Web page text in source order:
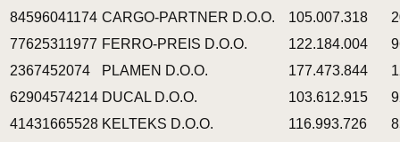
84596041174 CARGO-PARTNER D.O.O. 105.007.318
77625311977 FERRO-PREIS D.O.O. 122.184.004
2367452074
PLAMEN D.O.O. 177.473.844
62904574214 DUCAL D.O.O. 103.612.915
41431665528 KELTEKS D.O.O. 116.993.726